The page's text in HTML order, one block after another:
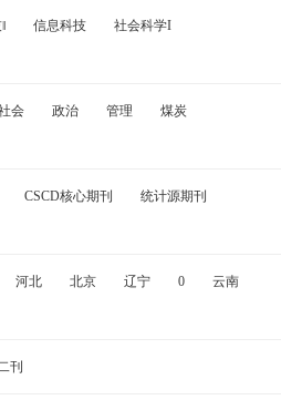
信息科技
社会科学I
会 政治 管理
煤炭
CSCD核心期刊
统计源期刊
河北 北京 辽宁 0
云南
刊